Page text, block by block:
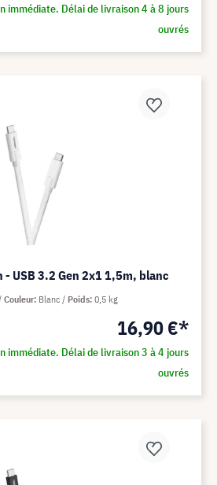
immédiate. Délai de livraison 4 à 8 jours
ouvrés
- USB 3.2 Gen 2x1 1,5m, blanc
16,90 €*
immédiate. Délai de livraison 3 à 4 jours
ouvrés
Couleur Blanc Poids 0,5 kg